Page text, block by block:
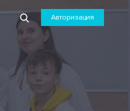
Авторизация